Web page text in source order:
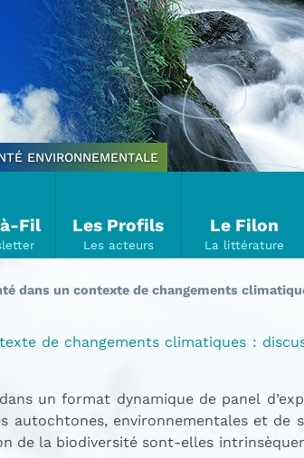
ENVIRONNEMENTALE
Fil Les Profils Le Filon
dans un contexte de changements
de changements climatiques :
un format dynamique de panel
autochtones, environnementales et de
de la biodiversité sont-elles